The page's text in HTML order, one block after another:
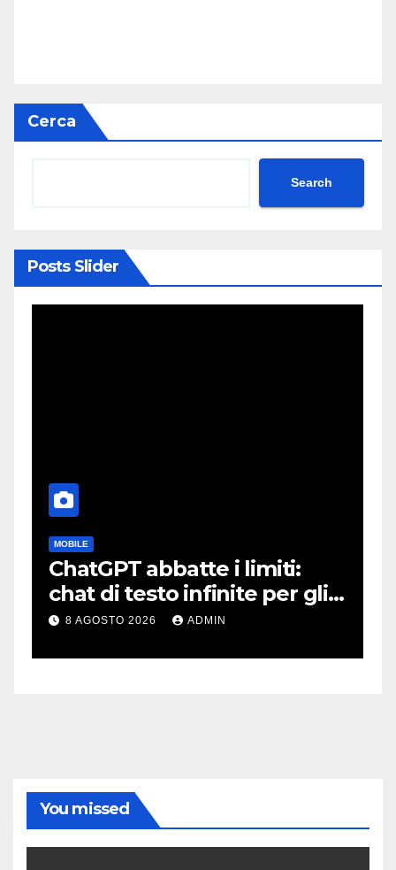
Cerca
Search
Posts Slider
MOBILE
ChatGPT abbatte i limiti:
chat di testo infinite per gli
account gratis e intelligenza
8 AGOSTO 2026 ADMIN
You missed